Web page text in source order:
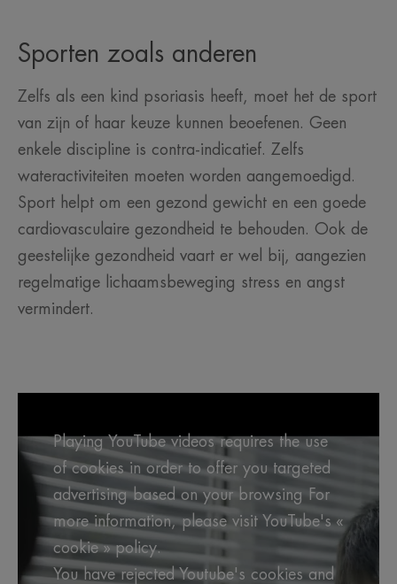
Sporten zoals anderen
Zelfs als een kind psoriasis heeft, moet het de sport
van zijn of haar keuze kunnen beoefenen. Geen
enkele discipline is contra-indicatief. Zelfs
wateractiviteiten moeten worden aangemoedigd.
Sport helpt om een gezond gewicht en een goede
cardiovasculaire gezondheid te behouden. Ook de
geestelijke gezondheid vaart er wel bij, aangezien
regelmatige lichaamsbeweging stress en angst
vermindert.
Playing YouTube videos requires the use
of cookies in order to offer you targeted
advertising based on your browsing For
more information, please visit YouTube's «
cookie » policy.
You have rejected Youtube's cookies and